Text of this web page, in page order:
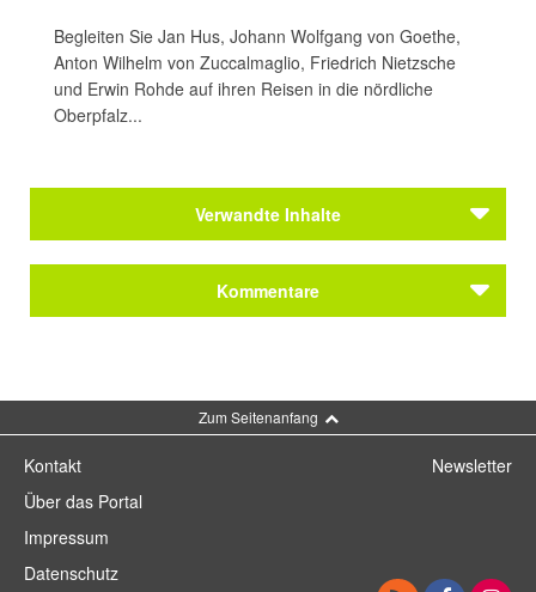
Begleiten Sie Jan Hus, Johann Wolfgang von Goethe,
Anton Wilhelm von Zuccalmaglio, Friedrich Nietzsche
und Erwin Rohde auf ihren Reisen in die nördliche
Oberpfalz...
Verwandte Inhalte
Weiden, Scheibenstraße 7: Waldsassener
Kasten
Als Emmy Ball-Hennings 1927 die
„Konnersreuther Resl“ besuchte
Kommentare
Zum Seitenanfang
Kontakt
Über das Portal
Impressum
Datenschutz
Newsletter